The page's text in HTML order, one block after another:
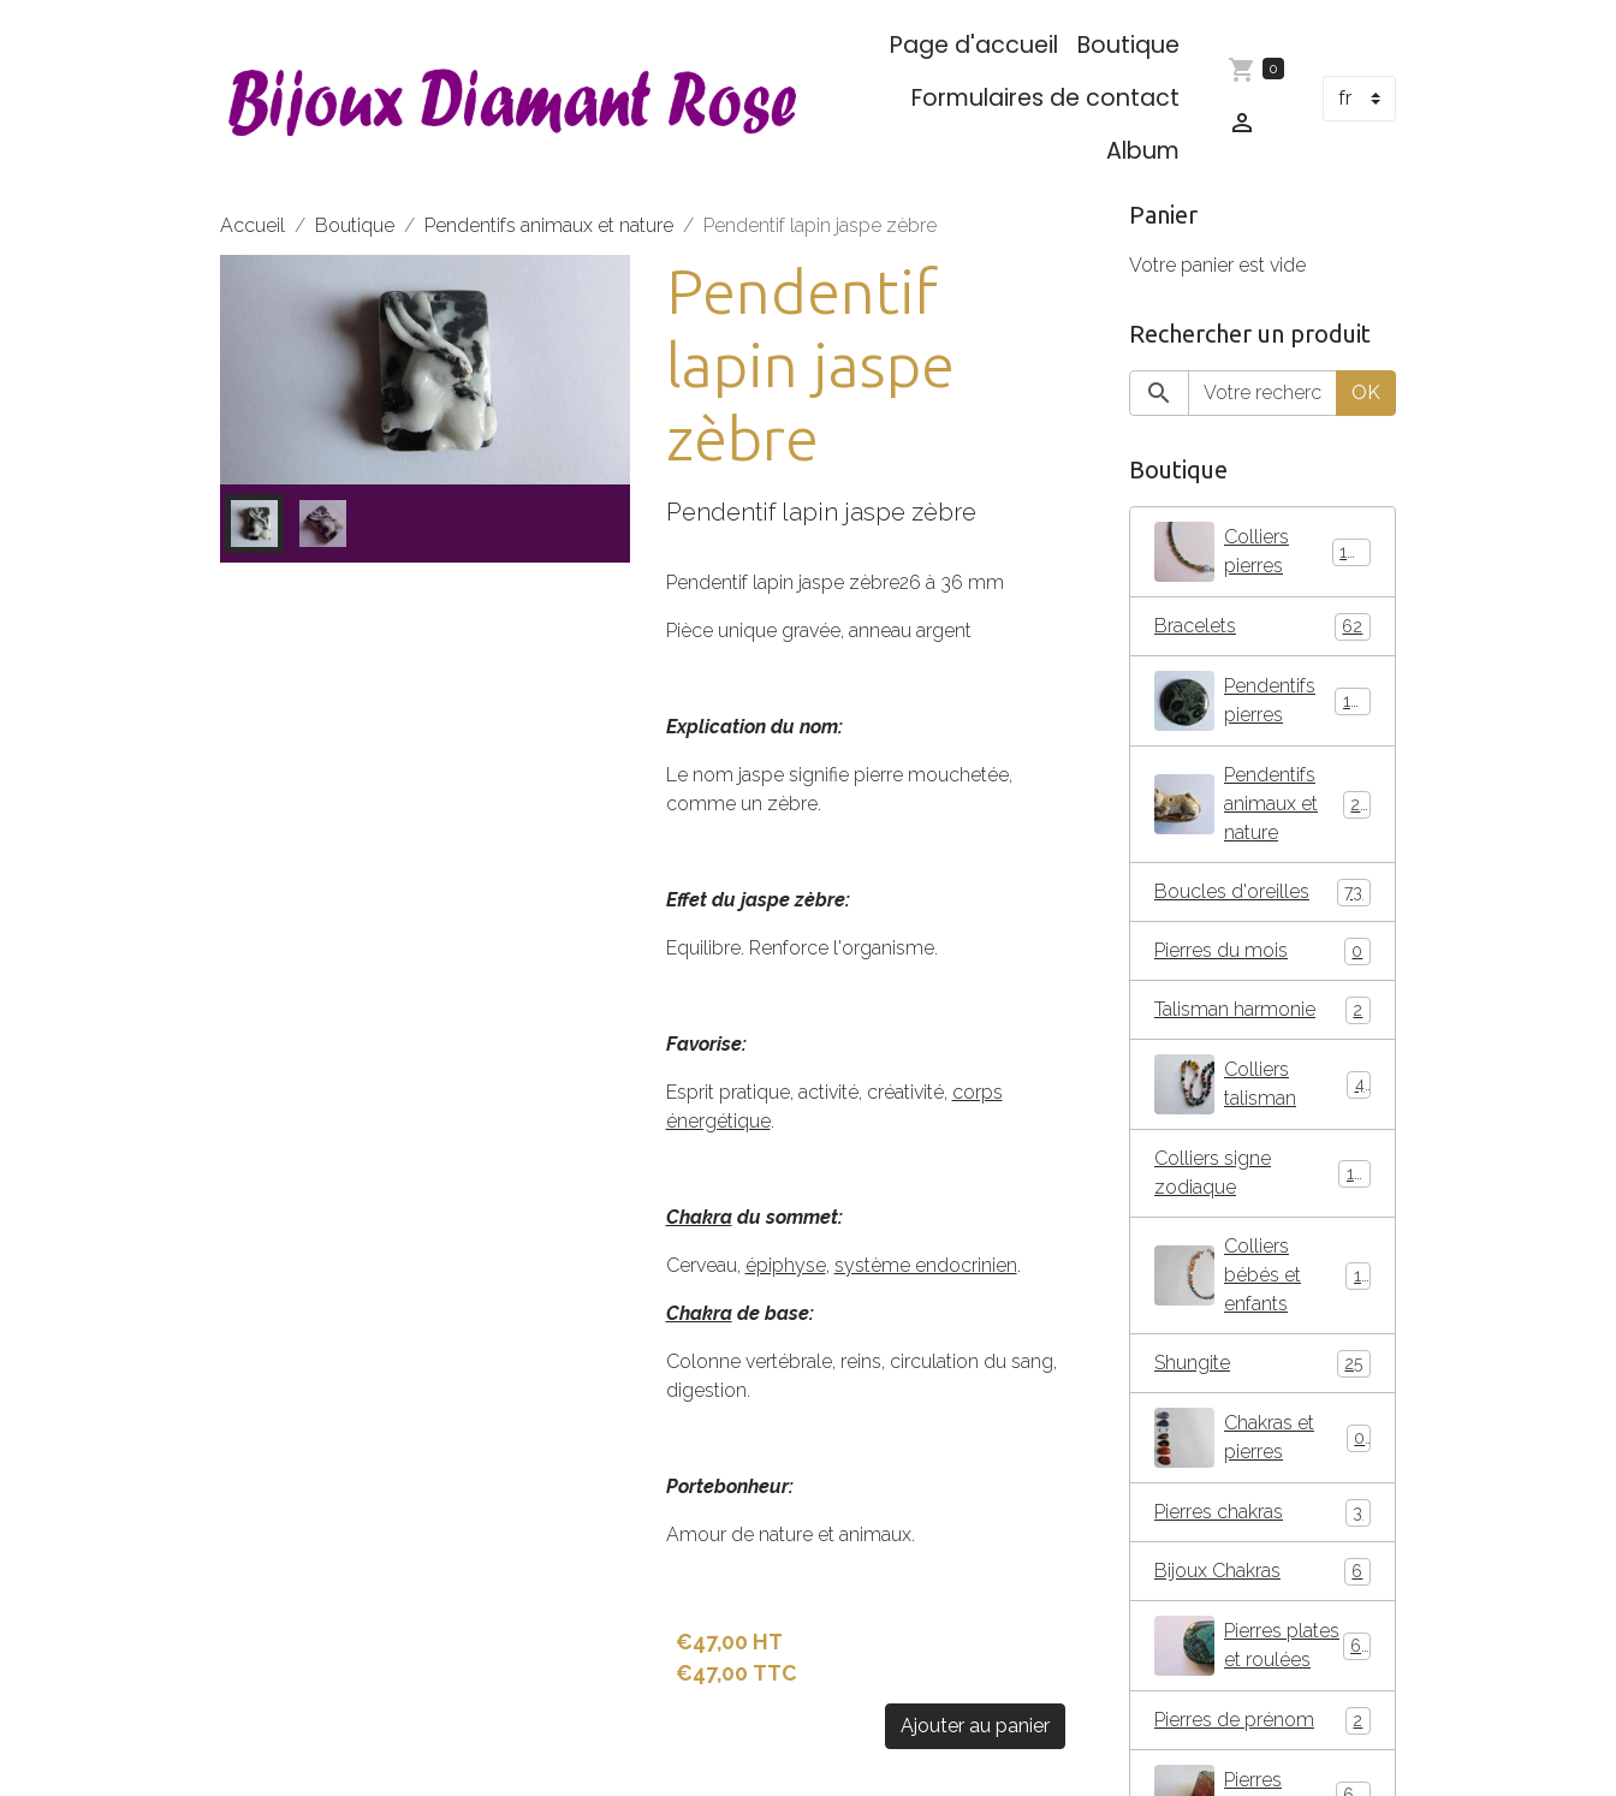
Page d'accueil
Boutique
Formulaires de contact
Album
0
Accueil Boutique Pendentifs animaux et nature Pendentif lapin jaspe zèbre
Pendentif
lapin jaspe
zèbre
Pendentif lapin jaspe zèbre
Pendentif lapin jaspe zèbre26 à 36 mm
Pièce unique gravée, anneau argent
Explication du nom:
Le nom jaspe signifie pierre mouchetée,
comme un zèbre.
Effet du jaspe zèbre:
Equilibre. Renforce l'organisme.
Favorise:
Esprit pratique, activité, créativité, corps
énergétique.
Chakradu sommet:
Cerveau, épiphyse, système endocrinien.
Chakrade base:
Colonne vertébrale, reins, circulation du sang,
digestion.
Portebonheur:
Amour de nature et animaux.
€47,00 HT
€47,00 TTC
Ajouter au panier
Panier
Votre panier est vide
Rechercher un produit
OK
Boutique
Colliers
pierres
Bracelets 62
Pendentifs
pierres
Pendentifs
animaux et
nature
Boucles d'oreilles 73
Pierres du mois 0
Talisman harmonie 2
Colliers
talisman
4
Colliers signe
zodiaque
Colliers
bébés et
enfants
Shungite 25
Chakras et
pierres
Pierres chakras 3
Bijoux Chakras 6
Pierres plates
et roulées
Pierres de prénom 2
Pierres